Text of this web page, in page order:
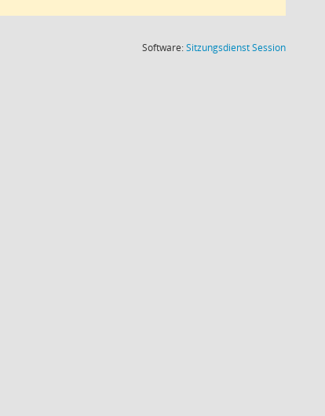
Software:SitzungsdienstSession(Wird in